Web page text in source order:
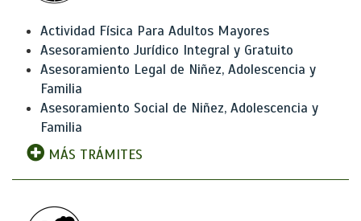
Actividad Física Para Adultos Mayores
Asesoramiento Jurídico Integral y Gratuito
Asesoramiento Legal de Niñez, Adolescencia y
Familia
Asesoramiento Social de Niñez, Adolescencia y
Familia
MÁS TRÁMITES